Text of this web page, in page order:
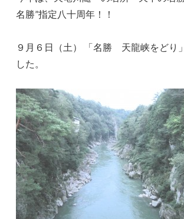
名勝”指定八十周年！！
９月６日（土） 「名勝 天龍峡をどり
した。